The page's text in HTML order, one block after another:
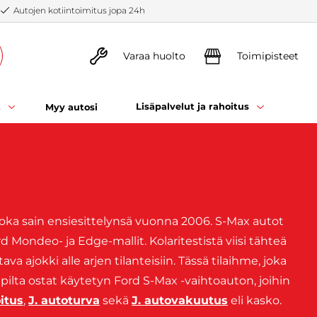
Autojen kotiintoimitus jopa 24h
Varaa huolto Toimipisteet
Myy autosi Lisäpalvelut ja rahoitus
sain ensiesittelynsä vuonna 2006. S-Max autot
Mondeo- ja Edge-mallit. Kolaritestistä viisi tähteä
ajokki alle arjen tilanteisiin. Tässä tilaihme, joka
ostat käytetyn Ford S-Max -vaihtoauton, joihin
, J. autoturva sekä J. autovakuutus eli kasko.